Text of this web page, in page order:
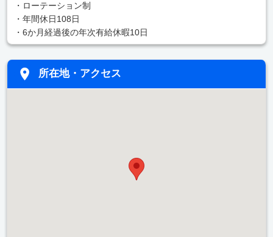
・ローテーション制
・年間休日108日
・6か月経過後の年次有給休暇10日
所在地・アクセス